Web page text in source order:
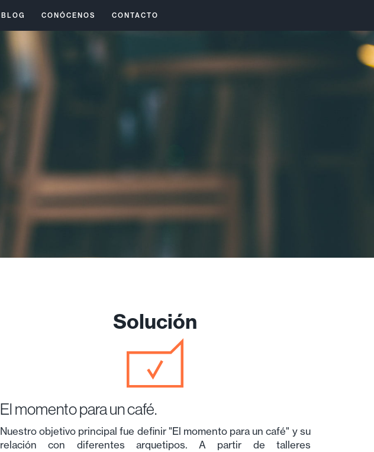
BLOG CONÓCENOS CONTACTO
Solución
El momento para un café.
Nuestro objetivo principal fue definir "El momento para un café" y su
relación con diferentes arquetipos. A partir de talleres